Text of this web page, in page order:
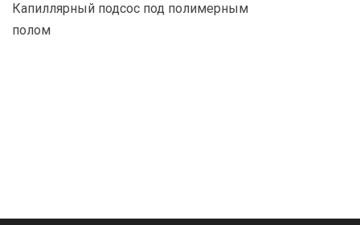
Капиллярный подсос под полимерным
полом